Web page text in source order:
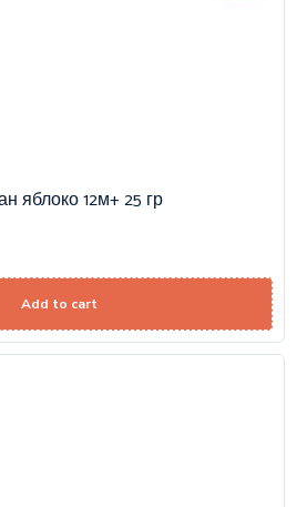
яблоко 12м+ 25 гр
Add to cart